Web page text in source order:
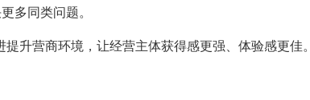
多同类问题。
营商环境，让经营主体获得感更强、体验感更佳。